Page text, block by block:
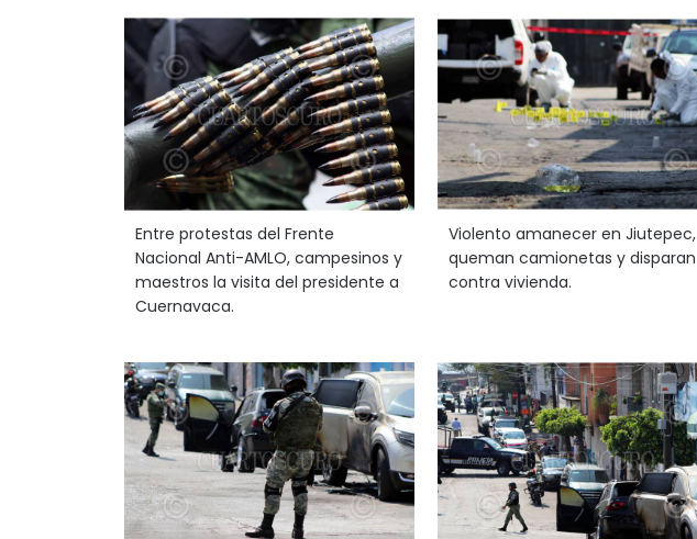
Entre protestas del Frente
Nacional Anti-AMLO, campesinos y
maestros la visita del presidente a
Cuernavaca.
Violento amanecer en Jiutepec,
queman camionetas y disparan
contra vivienda.